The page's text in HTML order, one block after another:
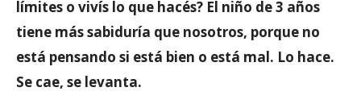
límites o vivís lo que hacés? El niño de 3 años
tiene más sabiduría que nosotros, porque no
está pensando si está bien o está mal. Lo hace.
Se cae, se levanta.